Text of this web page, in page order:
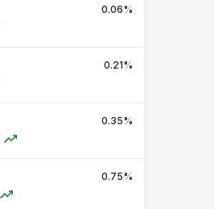
0.06%
0.21%
0.35%
0.75%